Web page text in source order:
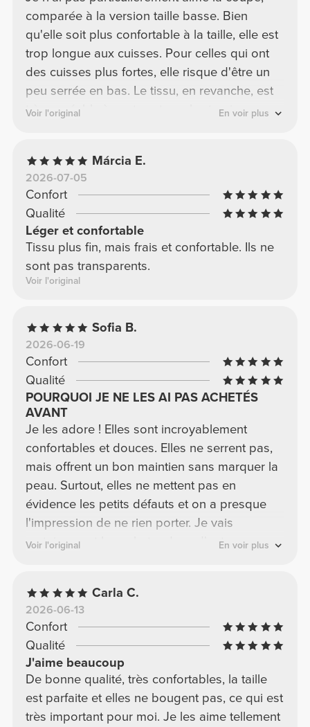
comparée à la version taille basse. Bien
qu'elle soit plus confortable à la taille, elle est
trop longue aux cuisses. Pour celles qui ont
des cuisses plus fortes, elle risque d'être un
peu serrée en bas. Le tissu, en revanche, est
très agréable à porter, et un short noir
Voir l'original En voir plus
Márcia E.
2026-07-05
Confort
Qualité
Léger et confortable
Tissu plus fin, mais frais et confortable. Ils ne
sont pas transparents.
Voir l'original
Sofia B.
2026-06-19
Confort
Qualité
POURQUOI JE NE LES AI PAS ACHETÉS
AVANT
Je les adore ! Elles sont incroyablement
confortables et douces. Elles ne serrent pas,
mais offrent un bon maintien sans marquer la
peau. Surtout, elles ne mettent pas en
évidence les petits défauts et on a presque
l'impression de ne rien porter. Je vais
certainement les acheter dans d'autres
Voir l'original En voir plus
Carla C.
2026-06-13
Confort
Qualité
J'aime beaucoup
De bonne qualité, très confortables, la taille
est parfaite et elles ne bougent pas, ce qui est
très important pour moi. Je les aime tellement